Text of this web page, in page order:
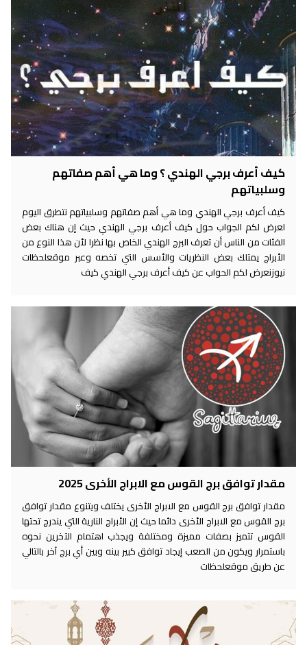
كيف أعرف برجي الهندي ؟ وما هي أهم صفاتهم
وسلبياتهم
كيف أعرف برجي الهندي وما هي أهم صفاتهم وسلبياتهم نتطرق اليوم
لعرض لكم الجواب حول كيف أعرف برجي الهندي حيث إن هناك بعض
الفئات من الناس أن تعرف البرج الهندي الخاص بها نظرا لأن هذا النوع من
الأبراج يمتلك بعض النظريات والأسس التي تخصه وعبر موقعلحظات
نيوزنعرض لكم الحواب عن كيف أعرف برجي الهندي كيف
مقدار توافق برج القوس مع الابراج الأخرى 2025
مقدار توافق برج القوس مع الابراج الأخرى يختلف ويتنوع مقدار توافق
برج القوس مع الابراج الأخرى دائما حيث إن الأبراج النارية التي يندرج تحتها
القوس تتميز بصفات مميزة ومختلفة ويجذب اهتمام الآخرين نحوه
باستمرار ويكون من الصعب إيجاد توافق كبير بينه وبين أي برج آخر بالتالي
عن طريق موقعلحظات